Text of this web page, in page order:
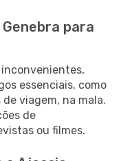
para
essenciais, como
viagem, na mala.
de
ou filmes.